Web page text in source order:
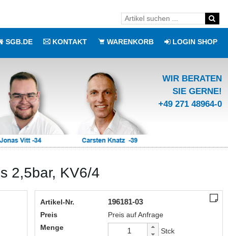
LOGIN SHOP
WARENKORB
KONTAKT
SGB.DE
WIR BERATEN
SIE GERNE!
+49 271 48964-0
2,5bar, KV6/4
Artikel-Nr. 196181-03
Preis
Preis auf Anfrage
Menge
Stck